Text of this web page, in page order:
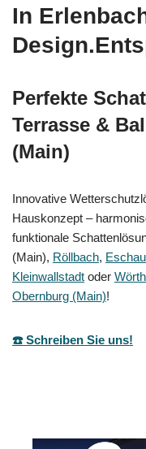
In
Perfekte
Terrasse &
(Main)
Innovative
Hauskonzept –
funktionale
(Main), Röllbach, Eschau
Kleinwallstadt oder
Obernburg (Main)!
☎️ Schreiben Sie uns!